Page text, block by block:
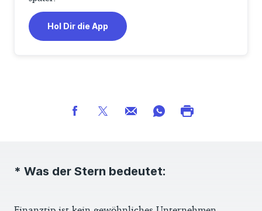
Hol Dir die App
* Was der Stern bedeutet: